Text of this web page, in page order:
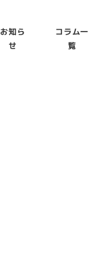
お知ら
せ
コラム一
覧